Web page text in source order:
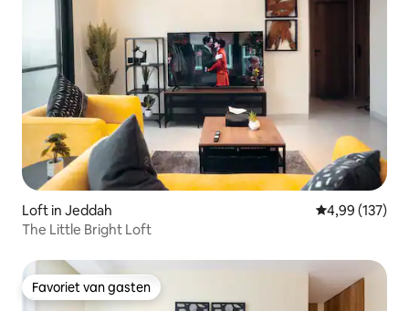
Loft in Jeddah Gemiddelde
4,99 (137)
The Little Bright Loft
Favoriet van gasten
Favoriet van gasten